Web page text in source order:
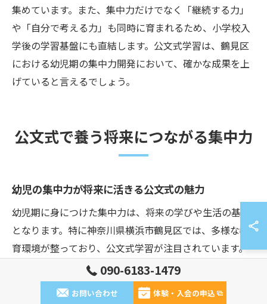
集めています。また、集中力だけでなく「継続する力」
や「自分で考える力」も同時に育まれるため、小学校入
学後の学習基盤にも直結します。公文式学習は、鶴見区
における幼児期の集中力開発において、確かな成果を上
げていると言えるでしょう。
公文式で養う将来につながる集中力
幼児の集中力が将来に活きる公文式の魅力
幼児期に身につけた集中力は、将来の学びや生活の基礎
となります。特に神奈川県横浜市鶴見区では、多様な教
育環境が整っており、公文式学習が注目されています。
公文式は、お子さま一人ひとりのペースに合わせて進め
られるため、無理なく集中力が養われる点が魅力です。
090-6183-1479
お問い合わせ 体験・入会の申込